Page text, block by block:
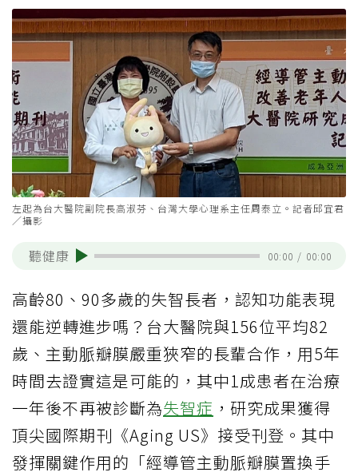
左起為台大醫院副院長高淑芬、台灣大學心理系主任周泰立。記者邱宜君
／攝影
聽健康 00:00 / 00:00
高齡80、90多歲的失智長者，認知功能表現
還能逆轉進步嗎？台大醫院與156位平均82
歲、主動脈瓣膜嚴重狹窄的長輩合作，用5年
時間去證實這是可能的，其中1成患者在治療
一年後不再被診斷為失智症 ，研究成果獲得
頂尖國際期刊《Aging US》接受刊登。其中
發揮關鍵作用的「經導管主動脈瓣膜置換手